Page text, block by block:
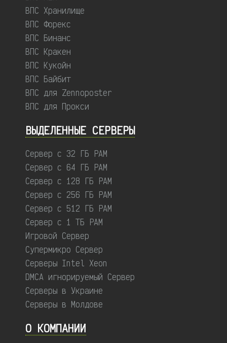
ВПС Хранилище
ВПС Форекс
ВПС Бинанс
ВПС Кракен
ВПС Кукойн
ВПС Байбит
ВПС для Zennoposter
ВПС для Прокси
ВЫДЕЛЕННЫЕ CЕРВЕРЫ
Сервер с 32 ГБ РАМ
Сервер с 64 ГБ РАМ
Сервер с 128 ГБ РАМ
Сервер с 256 ГБ РАМ
Сервер с 512 ГБ РАМ
Сервер с 1 ТБ РАМ
Игровой Сервер
Супермикро Сервер
Серверы Intel Xeon
DMCA игнорируемый Сервер
Серверы в Украине
Серверы в Молдове
О КОМПАНИИ